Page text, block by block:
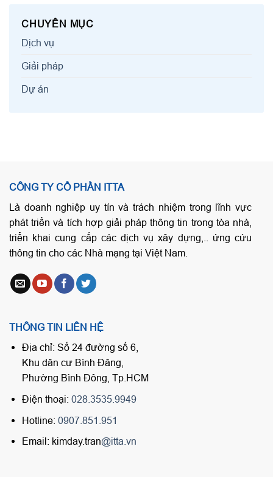
CHUYÊN MỤC
Dịch vụ
Giải pháp
Dự án
CÔNG TY CỔ PHẦN ITTA
Là doanh nghiệp uy tín và trách nhiệm trong lĩnh vực
phát triển và tích hợp giải pháp thông tin trong tòa nhà,
triển khai cung cấp các dịch vụ xây dựng,.. ứng cứu
thông tin cho các Nhà mạng tại Việt Nam.
THÔNG TIN LIÊN HỆ
Địa chỉ: Số 24 đường số 6,
Khu dân cư Bình Đăng,
Phường Bình Đông, Tp.HCM
Điện thoại: 028.3535.9949
Hotline: 0907.851.951
Email: kimday.tran@itta.vn